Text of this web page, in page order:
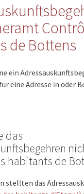
de Bottens
ein
eine Adresse in oder
das
habitants de
stellten das